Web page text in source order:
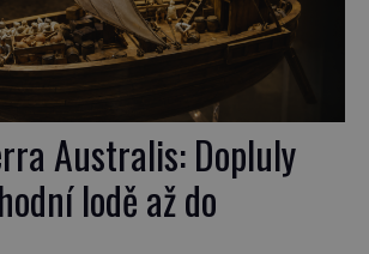
Australis: Dopluly
lodě až do